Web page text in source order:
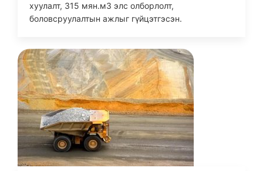
хуулалт, 315 мян.м3 элс олборлолт,
боловсруулалтын ажлыг гүйцэтгэсэн.